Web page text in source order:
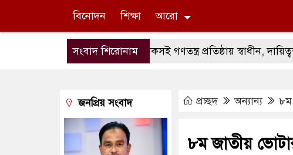
বিনোদন শিক্ষা আরো
সংবাদ শিরোনামটেকসই গণতন্ত্র প্রতিষ্ঠায় স্বাধীন, দায়িত্বশীল ও
প্রচ্ছদ অন্যান্য ৮ম
৮ম জাতীয়
জনপ্রিয় সংবাদ